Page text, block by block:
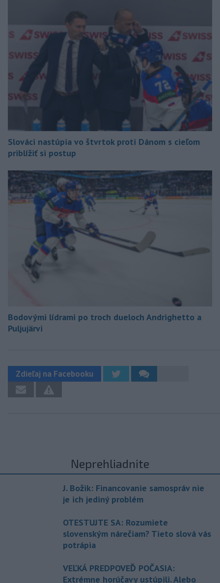
Slováci nastúpia vo štvrtok proti Dánom s cieľom
priblížiť si postup
Bodovými lídrami po troch dueloch Andrighetto a
Puljujärvi
Zdieľaj na Facebooku
Neprehliadnite
J. Božik: Financovanie samospráv nie
je ich jediný problém
OTESTUJTE SA: Rozumiete
slovenským nárečiam? Tieto slová vás
potrápia
VEĽKÁ PREDPOVEĎ POČASIA:
Extrémne horúčavy ustúpili. Alebo